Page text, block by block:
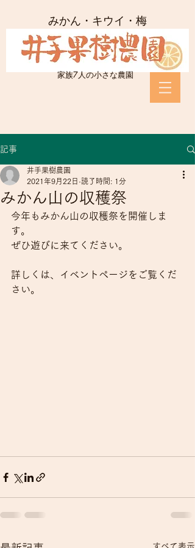
​みかん・キウイ・梅
​家族7人の小さな農園
記事
みかん山の収穫祭
井手果樹農園
2021年9月22日 読了時間: 1分
今年もみかん山の収穫祭を開催しま
す。
ぜひ遊びに来てください。
詳しくは、イベントページをご覧くだ
さい。